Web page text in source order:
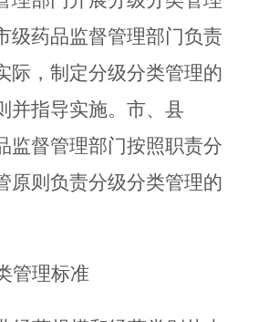
级药品监督管理部门负责
际，制定分级分类管理的
并指导实施。市、县
监督管理部门按照职责分
原则负责分级分类管理的
管理标准